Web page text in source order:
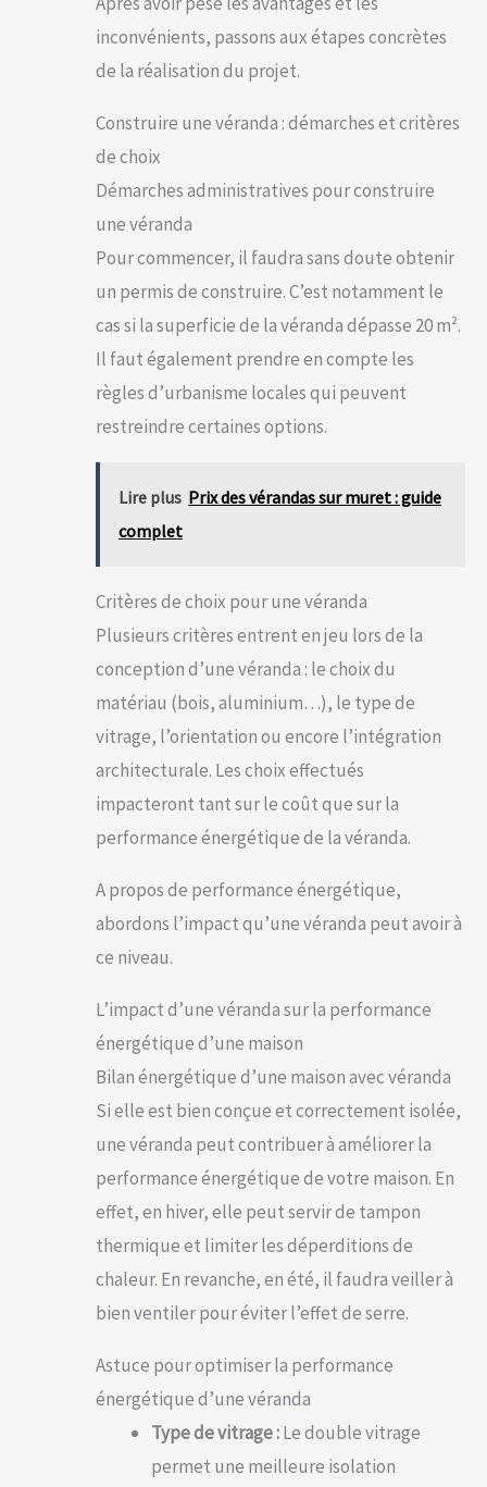
inconvénients, passons aux étapes concrètes
de la réalisation du projet.
Construire une véranda : démarches et critères
de choix
Démarches administratives pour construire
une véranda
Pour commencer, il faudra sans doute obtenir
un permis de construire. C’est notamment le
cas si la superficie de la véranda dépasse 20 m².
Il faut également prendre en compte les
règles d’urbanisme locales qui peuvent
restreindre certaines options.
Lire plus Prix des vérandas sur muret : guide
complet
Critères de choix pour une véranda
Plusieurs critères entrent en jeu lors de la
conception d’une véranda : le choix du
matériau (bois, aluminium…), le type de
vitrage, l’orientation ou encore l’intégration
architecturale. Les choix effectués
impacteront tant sur le coût que sur la
performance énergétique de la véranda.
A propos de performance énergétique,
abordons l’impact qu’une véranda peut avoir à
ce niveau.
L’impact d’une véranda sur la performance
énergétique d’une maison
Bilan énergétique d’une maison avec véranda
Si elle est bien conçue et correctement isolée,
une véranda peut contribuer à améliorer la
performance énergétique de votre maison. En
effet, en hiver, elle peut servir de tampon
thermique et limiter les déperditions de
chaleur. En revanche, en été, il faudra veiller à
bien ventiler pour éviter l’effet de serre.
Astuce pour optimiser la performance
énergétique d’une véranda
Type de vitrage :Le double vitrage
permet une meilleure isolation